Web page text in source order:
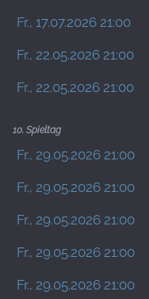
Fr., 17.07.2026 21:00
Fr., 22.05.2026 21:00
Fr., 22.05.2026 21:00
10. Spieltag
Fr., 29.05.2026 21:00
Fr., 29.05.2026 21:00
Fr., 29.05.2026 21:00
Fr., 29.05.2026 21:00
Fr., 29.05.2026 21:00